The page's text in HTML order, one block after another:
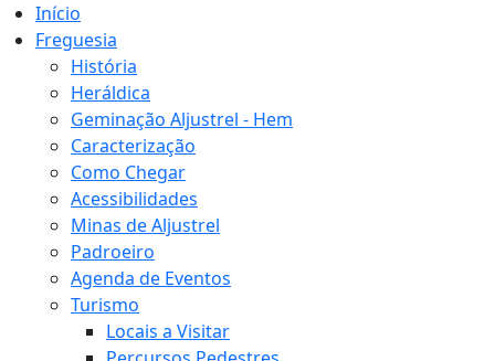
Início
Freguesia
História
Heráldica
Geminação Aljustrel - Hem
Caracterização
Como Chegar
Acessibilidades
Minas de Aljustrel
Padroeiro
Agenda de Eventos
Turismo
Locais a Visitar